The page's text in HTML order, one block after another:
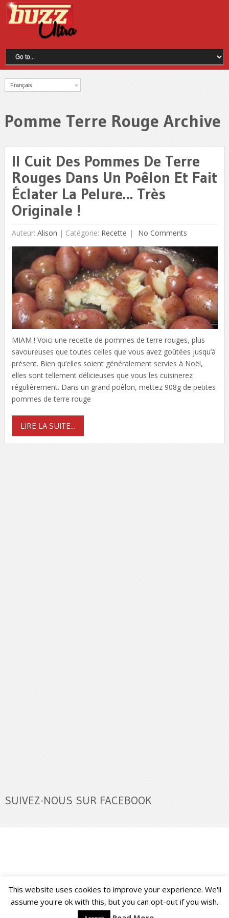
Français
Pomme Terre Rouge Archive
Il Cuit Des Pommes De Terre
Rouges Dans Un Poêlon Et Fait
Éclater La Pelure… Très
Originale !
Auteur: Alison | Catégorie: Recette No Comments
MIAM ! Voici une recette de pommes de terre rouges, plus
savoureuses que toutes celles que vous avez goûtées jusqu’à
présent. Bien qu’elles soient généralement servies à Noël,
elles sont tellement délicieuses que vous les cuisinerez
régulièrement. Dans un grand poêlon, mettez 908g de petites
pommes de terre rouge
LIRE LA SUITE...
SUIVEZ-NOUS SUR FACEBOOK
Buzz Ultra Copyright © 2026. Back to Top ↑
This website uses cookies to improve your experience. We'll
assume you're ok with this, but you can opt-out if you wish.